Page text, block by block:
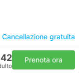
Cancellazione gratuita
Prenota ora